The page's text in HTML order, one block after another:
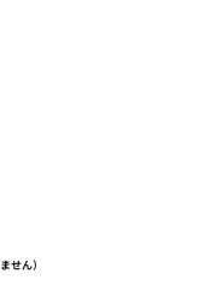
せん）